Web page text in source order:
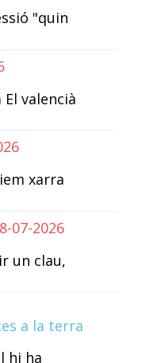
"quin
El valencià
xarra
07-2026
un clau,
a la terra
hi ha